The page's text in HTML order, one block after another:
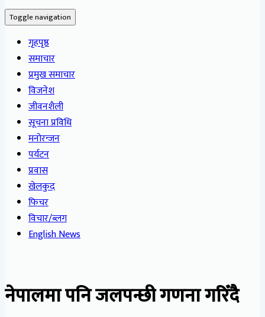
Toggle navigation
गृहपृष्ठ
समाचार
प्रमुख समाचार
विजनेश
जीवनशैली
सूचना प्रविधि
मनोरन्जन
पर्यटन
प्रवास
खेलकुद
फिचर
विचार/ब्लग
English News
नेपालमा पनि जलपन्छी गणना गरिँदै